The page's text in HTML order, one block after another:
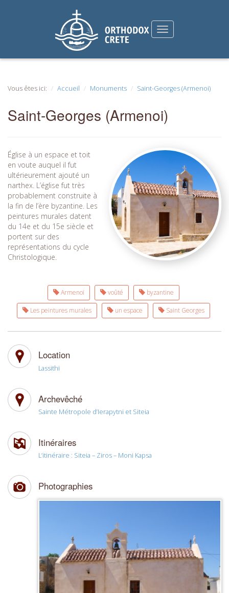
Vous êtes ici: Accueil Monuments Saint-Georges (Armenoi)
Saint-Georges (Armenoi)
Église à un espace et toit
en voute auquel il fut
ultérieurement ajouté un
narthex. L’église fut très
probablement construite à
la fin de l’ère byzantine. Les
peintures murales datent
du 14e et du 15e siècle et
portent sur des
représentations du cycle
Christologique.
Armenoi voûté byzantine
Les peintures murales un espace Saint Georges
Location
Lassithi
Archevêché
Sainte Métropole d’Ierapytni et Siteia
Itinéraires
L’itinéraire : Siteia – Ziros – Moni Kapsa
Photographies